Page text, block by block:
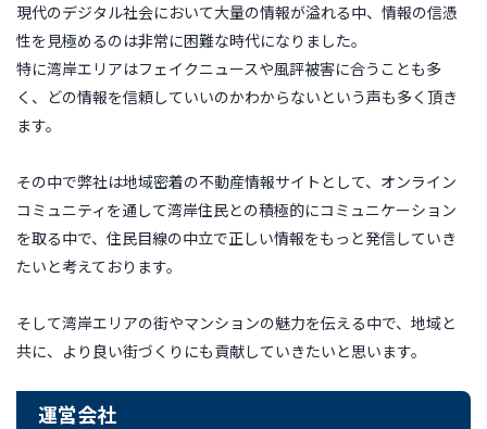
現代のデジタル社会において大量の情報が溢れる中、情報の信憑
性を見極めるのは非常に困難な時代になりました。
特に湾岸エリアはフェイクニュースや風評被害に合うことも多
く、どの情報を信頼していいのかわからないという声も多く頂き
ます。
その中で弊社は地域密着の不動産情報サイトとして、オンライン
コミュニティを通して湾岸住民との積極的にコミュニケーション
を取る中で、住民目線の中立で正しい情報をもっと発信していき
たいと考えております。
そして湾岸エリアの街やマンションの魅力を伝える中で、地域と
共に、より良い街づくりにも貢献していきたいと思います。
運営会社